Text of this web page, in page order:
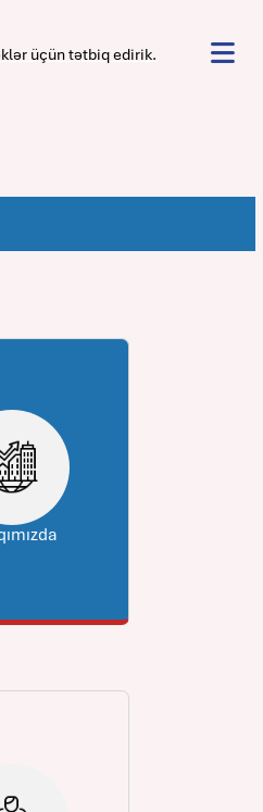
üçün tətbiq edirik.